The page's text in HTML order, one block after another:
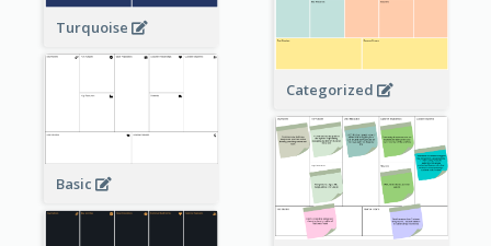
Turquoise
Categorized
Basic